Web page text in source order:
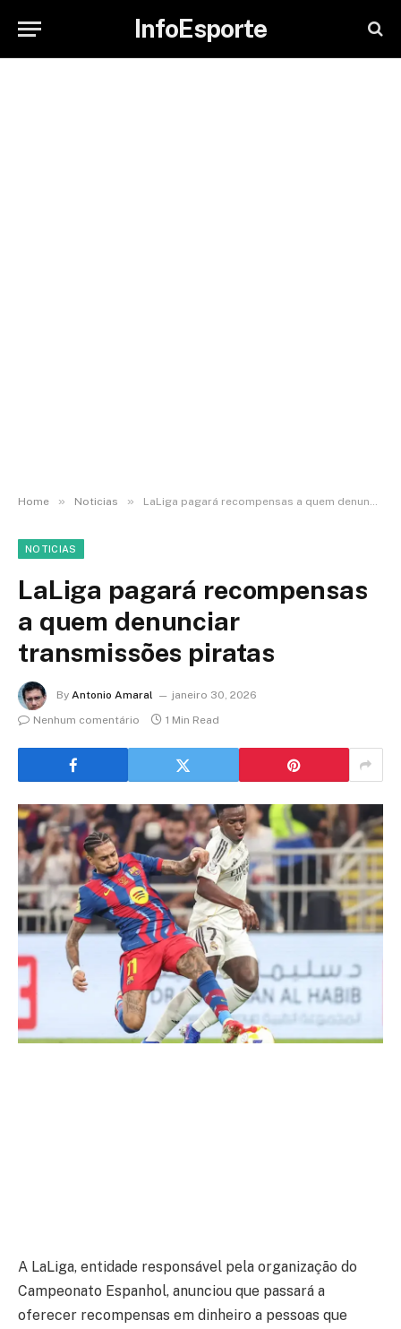
InfoEsporte
Home » Noticias » LaLiga pagará recompensas a quem denunciar transmissões piratas
NOTICIAS
LaLiga pagará recompensas
a quem denunciar
transmissões piratas
By Antonio Amaral
janeiro 30, 2026
Nenhum comentário
1 Min Read
A LaLiga, entidade responsável pela organização do
Campeonato Espanhol, anunciou que passará a
oferecer recompensas em dinheiro a pessoas que